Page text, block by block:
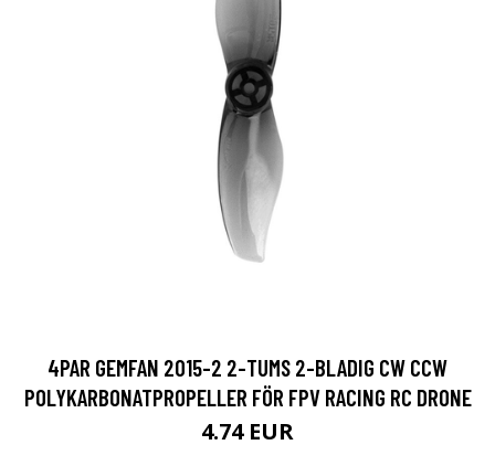
4PAR GEMFAN 2015-2 2-TUMS 2-BLADIG CW CCW
POLYKARBONATPROPELLER FÖR FPV RACING RC DRONE
4.74 EUR